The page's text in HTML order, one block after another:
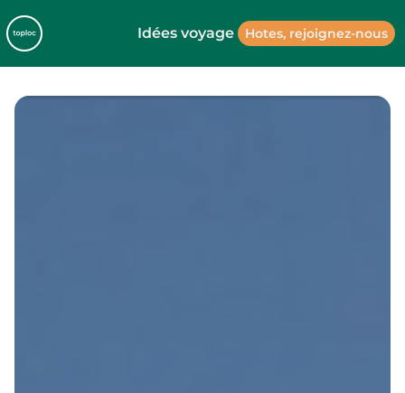
Idées voyage Hotes, rejoignez-nous